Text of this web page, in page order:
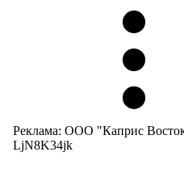
Реклама: ООО "Каприс
LjN8K34jk